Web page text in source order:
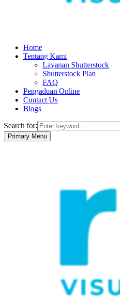
Home
Tentang Kami
Layanan Shutterstock
Shutterstock Plan
FAQ
Pengaduan Online
Contact Us
Blogs
Search for:
Primary Menu